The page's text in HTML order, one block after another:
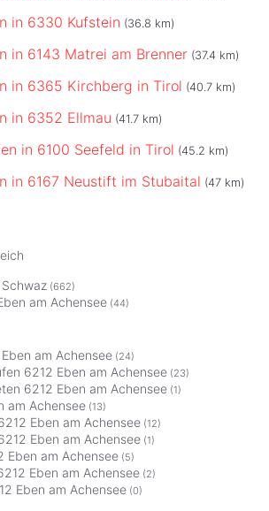
in 6330 Kufstein (36.8 km)
in 6143 Matrei am Brenner (37.4 km)
in 6365 Kirchberg in Tirol (40.7 km)
in 6352 Ellmau (41.7 km)
in 6100 Seefeld in Tirol (45.2 km)
in 6167 Neustift im Stubaital (47 km)
(662)
am Achensee (44)
am Achensee (24)
6212 Eben am Achensee (23)
6212 Eben am Achensee (1)
am Achensee (13)
Eben am Achensee (12)
Eben am Achensee (1)
Eben am Achensee (5)
Eben am Achensee (2)
Eben am Achensee (0)